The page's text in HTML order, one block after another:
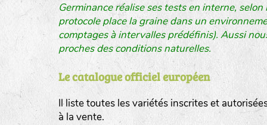
Germinance réalise ses tests en interne,
protocole place la graine dans un
comptages à intervalles prédéfinis). Aussi
proches des conditions naturelles.
Le catalogue officiel européen
Il liste toutes les variétés inscrites et
à la vente.